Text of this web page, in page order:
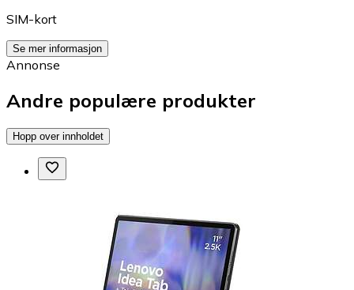
SIM-kort
Se mer informasjon
Annonse
Andre populære produkter
Hopp over innholdet